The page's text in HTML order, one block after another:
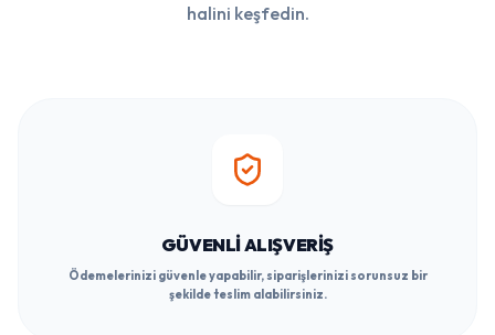
halini keşfedin.
GÜVENLI ALIŞVERIŞ
Ödemelerinizi güvenle yapabilir, siparişlerinizi sorunsuz bir
şekilde teslim alabilirsiniz.